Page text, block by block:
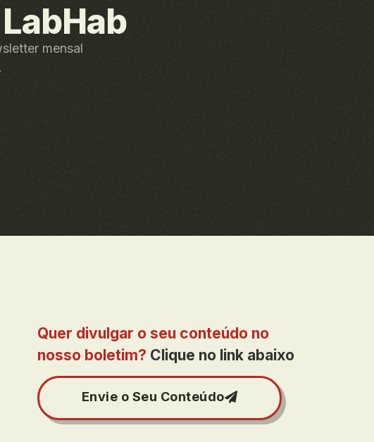
mensal
Quer divulgar o seu conteúdo no
nosso boletim? Clique no link abaixo
Envie o Seu Conteúdo